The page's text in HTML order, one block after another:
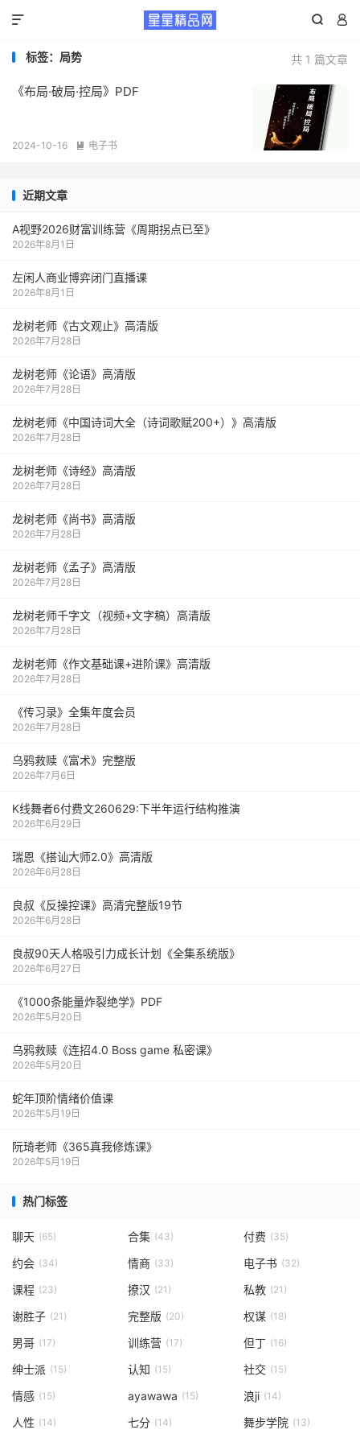
 

共 1 篇文章
标签：局势
《布局·破局·控局》PDF
2024-10-16  电子书
近期文章
A视野2026财富训练营《周期拐点已至》
2026年8月1日
左闲人商业博弈闭门直播课
2026年8月1日
龙树老师《古文观止》高清版
2026年7月28日
龙树老师《论语》高清版
2026年7月28日
龙树老师《中国诗词大全（诗词歌赋200+）》高清版
2026年7月28日
龙树老师《诗经》高清版
2026年7月28日
龙树老师《尚书》高清版
2026年7月28日
龙树老师《孟子》高清版
2026年7月28日
龙树老师千字文（视频+文字稿）高清版
2026年7月28日
龙树老师《作文基础课+进阶课》高清版
2026年7月28日
《传习录》全集年度会员
2026年7月28日
乌鸦救赎《富术》完整版
2026年7月6日
K线舞者6付费文260629:下半年运行结构推演
2026年6月29日
瑞恩《搭讪大师2.0》高清版
2026年6月28日
良叔《反操控课》高清完整版19节
2026年6月28日
良叔90天人格吸引力成长计划《全集系统版》
2026年6月27日
《1000‮能条‬‎量‮裂炸‬‎绝学》PDF
2026年5月20日
乌鸦救赎《连招4.0 Boss game 私密课》
2026年5月20日
蛇年顶阶情绪价值课
2026年5月19日
阮琦老师《365真我修炼课》
2026年5月19日
热门标签
聊天 (65) 合集 (43) 付费 (35)
约会 (34) 情商 (33) 电子书 (32)
课程 (23) 撩汉 (21) 私教 (21)
谢胜子 (21) 完整版 (20) 权谋 (18)
男哥 (17) 训练营 (17) 但丁 (16)
绅士派 (15) 认知 (15) 社交 (15)
情感 (15) ayawawa (15) 浪ji (14)
人性 (14) 七分 (14) 舞步学院 (13)